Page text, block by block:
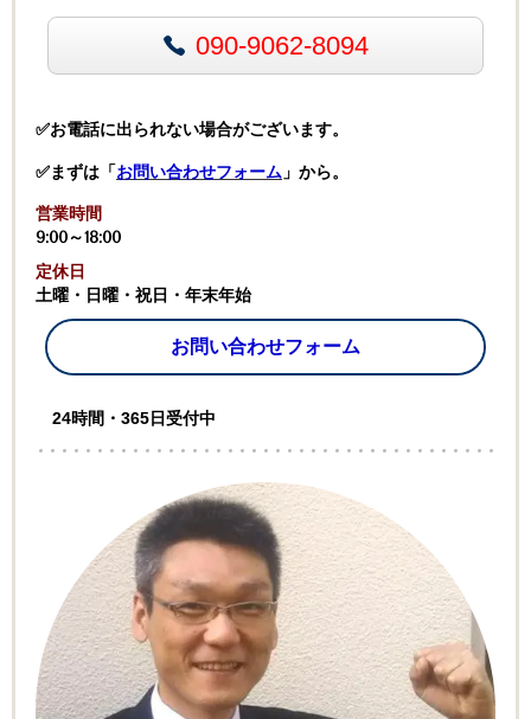
090-9062-8094
✅お電話に出られない場合がございます。
✅まずは「お問い合わせフォーム 」から。
営業時間
9:00～18:00
定休日
土曜・日曜・祝日・年末年始
お問い合わせフォーム
24時間・365日受付中